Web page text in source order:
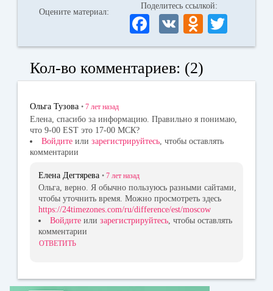
Оцените материал:
Поделитесь ссылкой:
Fa
ce
bo
ok
V
K
O
dn
la
ni
ki
wi
r
Кол-во комментариев: (2)
Ольга Тузова • 7 лет назад
Елена, спасибо за информацию. Правильно я понимаю,
что 9-00 EST это 17-00 МСК?
Войдите или зарегистрируйтесь , чтобы оставлять
комментарии
Елена Дегтярева • 7 лет назад
Ольга, верно. Я обычно пользуюсь разными сайтами,
чтобы уточнить время. Можно просмотреть здесь
https://24timezones.com/ru/difference/est/moscow
Войдите или зарегистрируйтесь, чтобы оставлять
комментарии
ОТВЕТИТЬ